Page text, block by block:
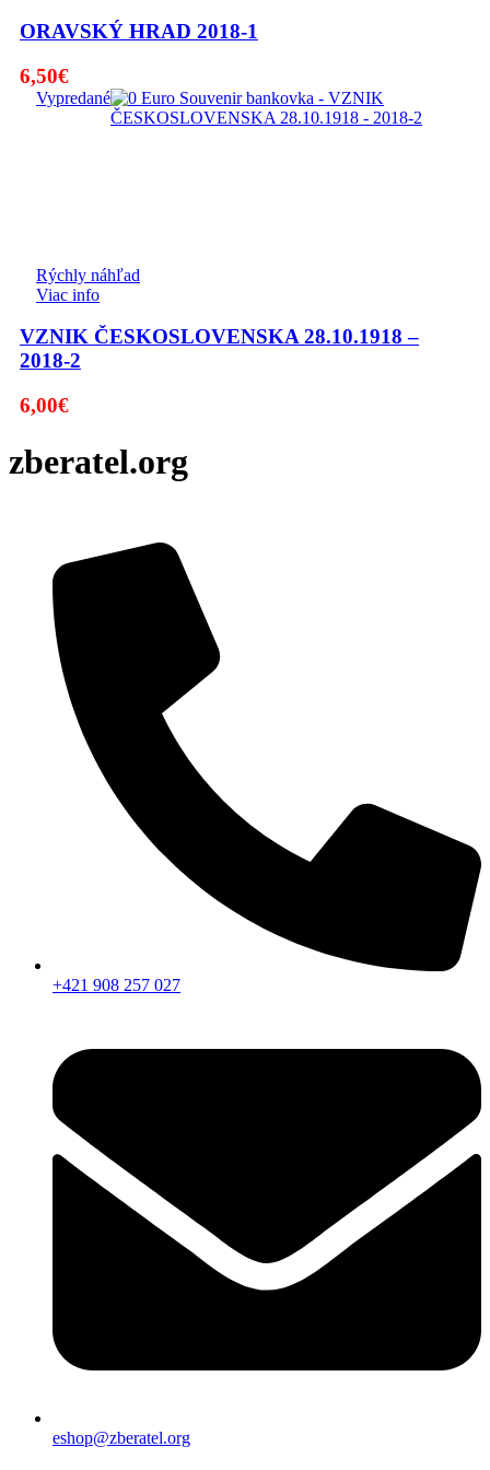
ORAVSKÝ HRAD 2018-1
6,50€
Vypredané
Rýchly náhľad
Viac info
VZNIK ČESKOSLOVENSKA 28.10.1918 –
2018-2
6,00€
zberatel.org
+421 908 257 027
eshop@zberatel.org